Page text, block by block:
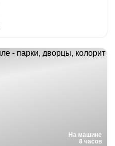
На машине
8 часов